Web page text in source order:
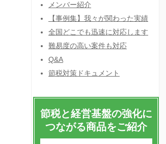
メンバー紹介
【事例集】我々が関わった実績
全国どこでも迅速に対応します
難易度の高い案件も対応
Q&A
節税対策ドキュメント
節税と経営基盤の強化に
つながる商品をご紹介